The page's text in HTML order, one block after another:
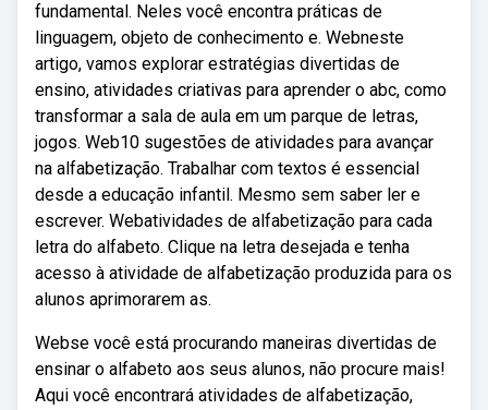
fundamental. Neles você encontra práticas de
linguagem, objeto de conhecimento e. Webneste
artigo, vamos explorar estratégias divertidas de
ensino, atividades criativas para aprender o abc, como
transformar a sala de aula em um parque de letras,
jogos. Web10 sugestões de atividades para avançar
na alfabetização. Trabalhar com textos é essencial
desde a educação infantil. Mesmo sem saber ler e
escrever. Webatividades de alfabetização para cada
letra do alfabeto. Clique na letra desejada e tenha
acesso à atividade de alfabetização produzida para os
alunos aprimorarem as.
Webse você está procurando maneiras divertidas de
ensinar o alfabeto aos seus alunos, não procure mais!
Aqui você encontrará atividades de alfabetização,